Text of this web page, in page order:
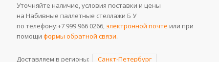
Уточняйте наличие, условия поставки и цены
на Набивные паллетные стеллажи Б У
по телефону:+7 999 966 0266, электронной почте или при
помощи формы обратной связи.
Доставляем в регионы:
Санкт-Петербург